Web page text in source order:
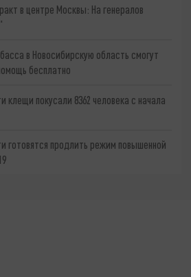
в центре Москвы: На генералов
в Новосибирскую область смогут
бесплатно
клещи покусали 8362 человека с начала
готовятся продлить режим повышенной